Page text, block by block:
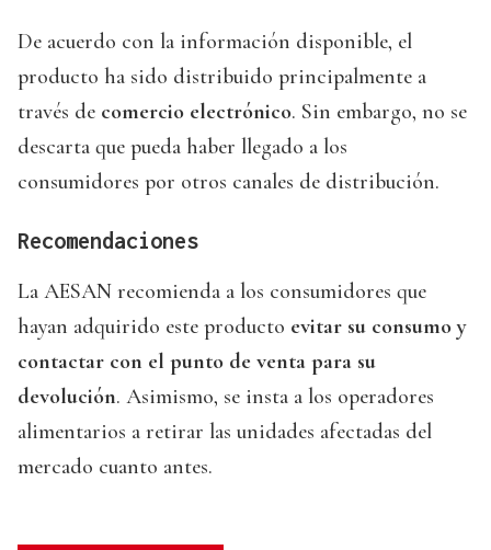
De acuerdo con la información disponible, el
producto ha sido distribuido principalmente a
través de comercio electrónico. Sin embargo, no se
descarta que pueda haber llegado a los
consumidores por otros canales de distribución.
Recomendaciones
La AESAN recomienda a los consumidores que
hayan adquirido este producto evitar su consumo y
contactar con el punto de venta para su
devolución. Asimismo, se insta a los operadores
alimentarios a retirar las unidades afectadas del
mercado cuanto antes.